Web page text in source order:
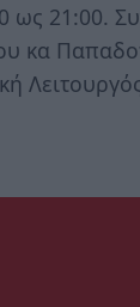
ως 21:00.
κα